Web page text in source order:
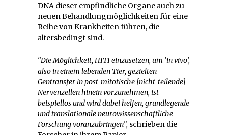
DNA dieser empfindliche Organe auch zu
neuen Behandlungmöglichkeiten für eine
Reihe von Krankheiten führen, die
altersbedingt sind.
“Die Möglichkeit, HITI einzusetzen, um ‘in vivo’,
also in einem lebenden Tier, gezielten
Gentransfer in post-mitotische [nicht-teilende]
Nervenzellen hinein vorzunehmen, ist
beispiellos und wird dabei helfen, grundlegende
und translationale neurowissenschaftliche
Forschung voranzubringen”, schrieben die